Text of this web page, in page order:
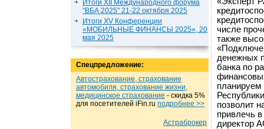
Итоги XII Международного форума
"ВБА 2025" 21-22 октября 2025
Итоги XV Конференции
«МОБИЛЬНЫЕ ФИНАНСЫ 2025», 20
мая 2025
Спецпредложение:
Автострахование, страхование
автомобиля, страхование жизни,
медицинское страхование - cкидка 5%
для посетителей iFin.ru подробнеe >>
Астраброкер
числе
также
денежных
банка по
планируем
позволит
привлечь
директор